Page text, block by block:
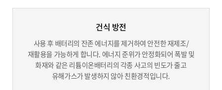
건식 방전
사용 후 배터리의 잔존 에너지를 제거하여 안전한 재제조/
재활용을 가능하게 합니다. 에너지 준위가 안정화되어 폭발 및
화재와 같은 리튬이온배터리의 각종 사고의 빈도가 줄고
유해가스가 발생하지 않아 친환경적입니다.